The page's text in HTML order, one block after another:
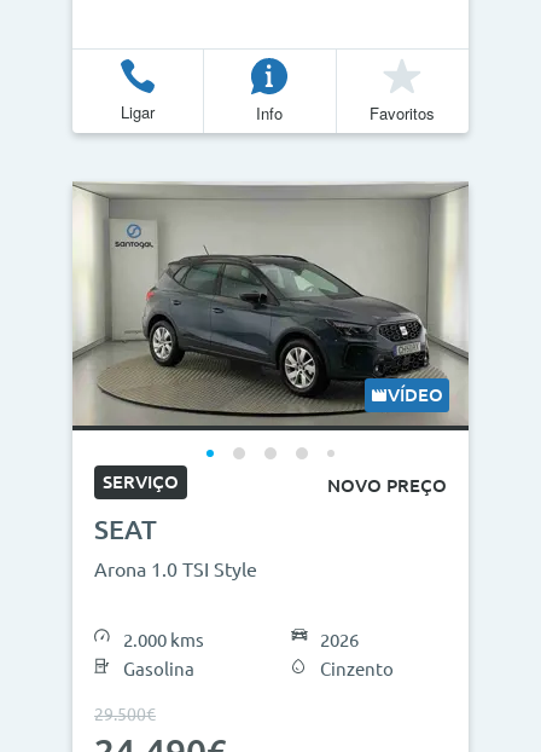
Ligar Info Favoritos
VÍDEO
SERVIÇO NOVO PREÇO
SEAT
Arona 1.0 TSI Style
2.000 kms
Gasolina
2026
Cinzento
29.500€